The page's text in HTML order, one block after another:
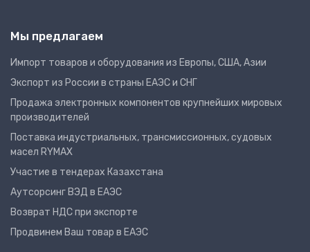
Мы предлагаем
Импорт товаров и оборудования из Европы, США, Азии
Экспорт из России в страны ЕАЭС и СНГ
Продажа электронных компонентов крупнейших мировых
производителей
Поставка индустриальных, трансмиссионных, судовых
масел RYMAX
Участие в тендерах Казахстана
Аутсорсинг ВЭД в ЕАЭС
Возврат НДС при экспорте
Продвинем Ваш товар в ЕАЭС